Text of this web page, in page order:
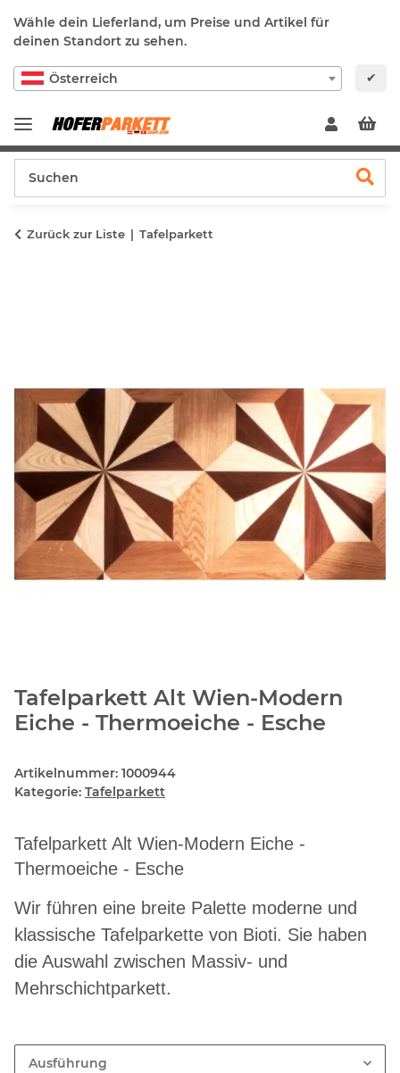
Wähle dein Lieferland, um Preise und Artikel für
deinen Standort zu sehen.
Österreich ✔
Zurück zur Liste Tafelparkett
Tafelparkett Alt Wien-Modern
Eiche - Thermoeiche - Esche
Artikelnummer: 1000944
Kategorie: Tafelparkett
Tafelparkett Alt Wien-Modern Eiche -
Thermoeiche - Esche
Wir führen eine breite Palette moderne und
klassische Tafelparkette von Bioti. Sie haben
die Auswahl zwischen Massiv- und
Mehrschichtparkett.
Ausführung